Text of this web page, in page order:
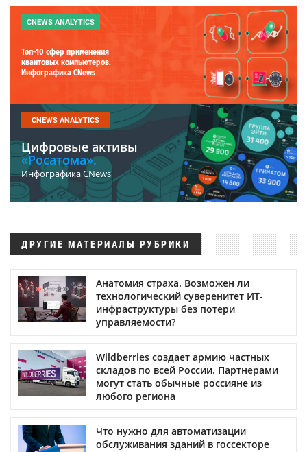
CNEWS ANALYTICS
Топ-10 сфер применения
квантовых компьютеров.
Инфографика CNews
CNEWS ANALYTICS
Цифровые активы
«Росатома».
Инфографика CNews
ДРУГИЕ МАТЕРИАЛЫ РУБРИКИ
Анатомия страха. Возможен ли
технологический суверенитет ИТ-
инфраструктуры без потери
управляемости?
Wildberries создает армию частных
складов по всей России. Партнерами
могут стать обычные россияне из
любого региона
Что нужно для автоматизации
обслуживания зданий в госсекторе